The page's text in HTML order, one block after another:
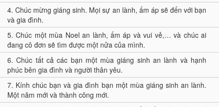
4.Chúc mừng giáng sinh. Mọi sự an lành, ấm áp sẽ đến với bạn
và gia đình.
5.Chúc một mùa Noel an lành, ấm áp và vui vẻ,… và chúc ai
đang cô đơn sẽ tìm được một nửa của mình.
6.Chúc tất cả các bạn một mùa giáng sinh an lành và hạnh
phúc bên gia đình và người thân yêu.
7. Kính chúc bạn và gia đình bạn một mùa giáng sinh an lành.
Một năm mới và thành công mới.